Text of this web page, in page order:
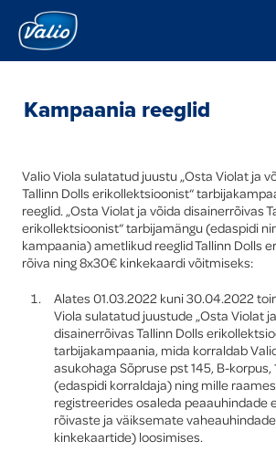
Tooted
Piimad
Keefirid
Kohupiimad
Kohukesed
Dipikastmed
Kodujuustud
Juustud
Võid
Foodservice
Laktoosivabad tooted
Uued tooted
Ettevõttest
Retseptid
Hea teada
Uudised
Karjäär Valios
Kontakt
Valio Eesti AS Laeva Meierei
Valio Eesti AS Võru Juustutööstus
Eksport
Eesti keeles
Global
Kampaania reeglid
Valio Viola sulatatud juustu „Osta Violat ja
Tallinn Dolls erikollektsioonist“
reeglid. „Osta Violat ja võida disainerrõivas
erikollektsioonist“ tarbijamängu (edaspidi
kampaania) ametlikud reeglid Tallinn Dolls
rõiva ning 8x30€ kinkekaardi võitmiseks:
Alates 01.03.2022 kuni 30.04.2022
Viola sulatatud juustude „Osta Violat
disainerrõivas Tallinn Dolls
tarbijakampaania, mida korraldab
asukohaga Sõpruse pst 145, B-korpus,
(edaspidi korraldaja) ning mille
registreerides osaleda peaauhindade
rõivaste ja väiksemate
kinkekaartide) loosimises.